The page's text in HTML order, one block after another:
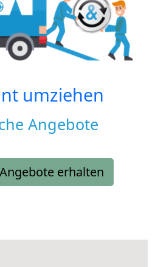
umziehen
Angebote
erhalten